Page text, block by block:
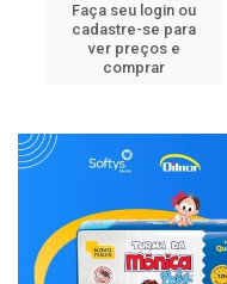
Faça seu login ou
cadastre-se para
ver preços e
comprar